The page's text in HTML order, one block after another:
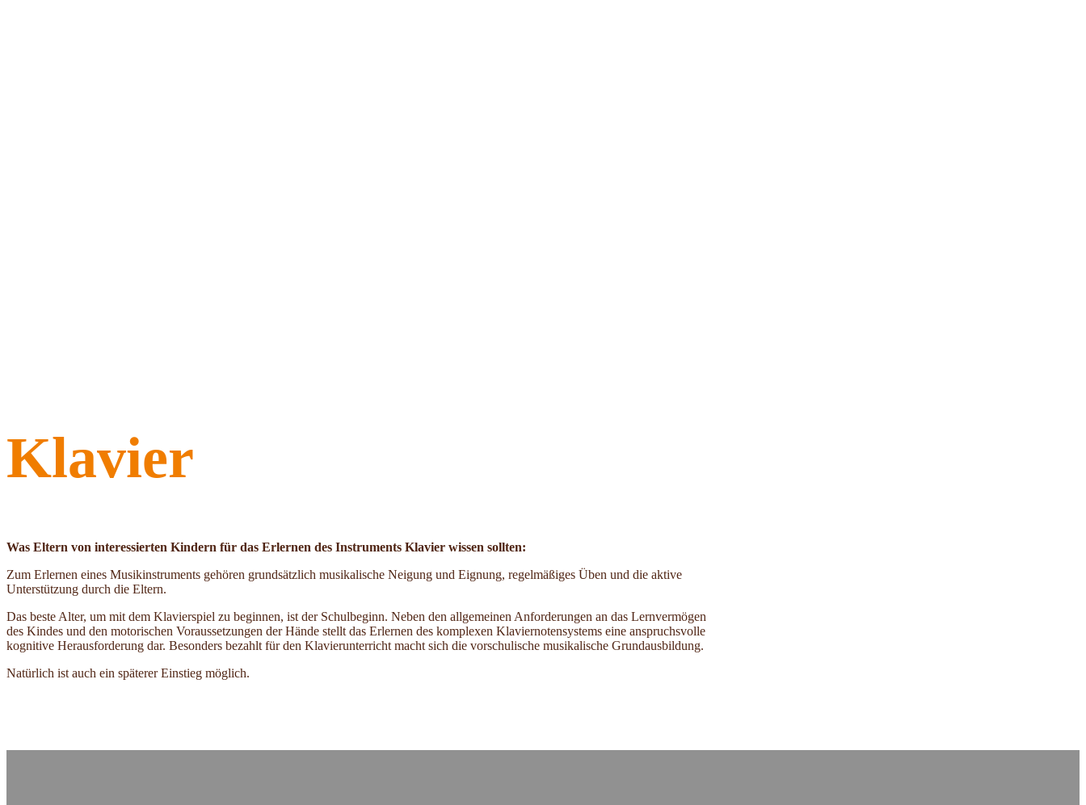
Klavier
Was Eltern von interessierten Kindern für das Erlernen des Instruments Klavier wissen sollten:
Zum Erlernen eines Musikinstruments gehören grundsätzlich musikalische Neigung und Eignung, regelmäßiges Üben und die aktive
Unterstützung durch die Eltern.
Das beste Alter, um mit dem Klavierspiel zu beginnen, ist der Schulbeginn. Neben den allgemeinen Anforderungen an das Lernvermögen
des Kindes und den motorischen Voraussetzungen der Hände stellt das Erlernen des komplexen Klaviernotensystems eine anspruchsvolle
kognitive Herausforderung dar. Besonders bezahlt für den Klavierunterricht macht sich die vorschulische musikalische Grundausbildung.
Natürlich ist auch ein späterer Einstieg möglich.